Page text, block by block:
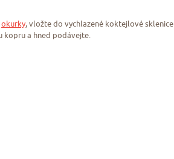
okurky, vložte do vychlazené koktejlové sklenice.
a hned podávejte.